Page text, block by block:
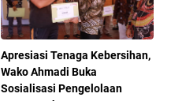
Apresiasi Tenaga Kebersihan,
Wako Ahmadi Buka
Sosialisasi Pengelolaan